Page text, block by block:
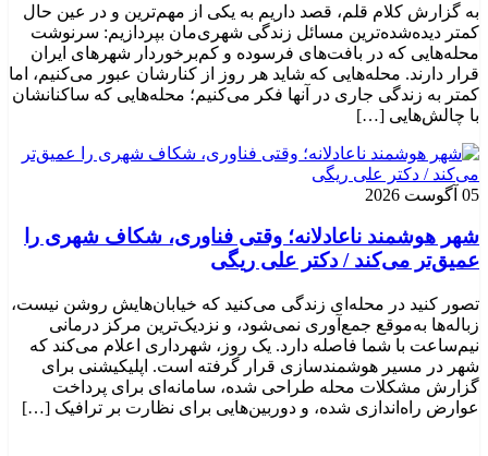
به گزارش کلام قلم، قصد داریم به یکی از مهم‌ترین و در عین حال
کمتر دیده‌شده‌ترین مسائل زندگی شهری‌مان بپردازیم: سرنوشت
محله‌هایی که در بافت‌های فرسوده و کم‌برخوردار شهرهای ایران
قرار دارند. محله‌هایی که شاید هر روز از کنارشان عبور می‌کنیم، اما
کمتر به زندگی جاری در آنها فکر می‌کنیم؛ محله‌هایی که ساکنانشان
با چالش‌هایی […]
05 آگوست 2026
شهر هوشمند ناعادلانه؛ وقتی فناوری، شکاف شهری را
عمیق‌تر می‌کند / دکتر علی ریگی
تصور کنید در محله‌ای زندگی می‌کنید که خیابان‌هایش روشن نیست،
زباله‌ها به‌موقع جمع‌آوری نمی‌شود، و نزدیک‌ترین مرکز درمانی
نیم‌ساعت با شما فاصله دارد. یک روز، شهرداری اعلام می‌کند که
شهر در مسیر هوشمندسازی قرار گرفته است. اپلیکیشنی برای
گزارش مشکلات محله طراحی شده، سامانه‌ای برای پرداخت
عوارض راه‌اندازی شده، و دوربین‌هایی برای نظارت بر ترافیک […]